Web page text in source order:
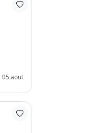
05 aout